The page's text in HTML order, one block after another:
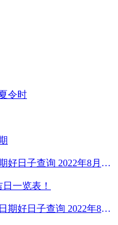
令时
2022年8月移财神最佳吉日日期好日子查询 2022年8月移财神吉日一览
一览表！
2022年8月上牌挂牌最佳吉日日期好日子查询 2022年8月上牌吉日精选